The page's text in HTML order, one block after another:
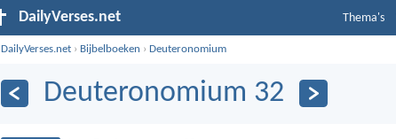
DailyVerses.net Thema's
DailyVerses.net › Bijbelboeken ›Deuteronomium
Deuteronomium 32